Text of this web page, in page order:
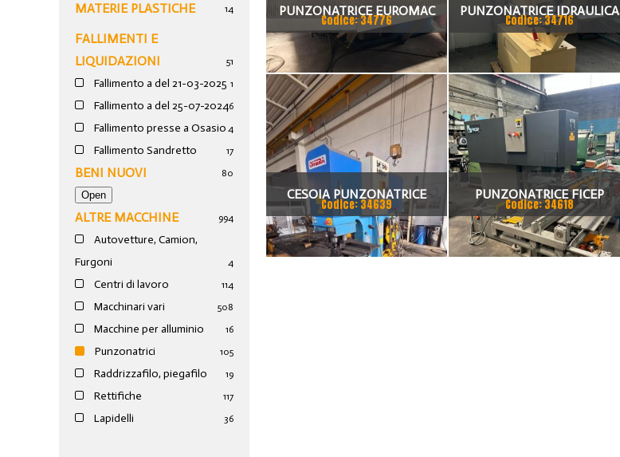
MATERIE PLASTICHE
14
FALLIMENTI E
LIQUIDAZIONI
51
Fallimento a del 21-03-2025 1
Fallimento a del 25-07-20246
Fallimento presse a Osasio 4
Fallimento Sandretto 17
BENI NUOVI 80
ALTRE MACCHINE 994
Autovetture, Camion,
Furgoni
4
Centri di lavoro 114
Macchinari vari 508
Macchine per alluminio 16
Punzonatrici 105
Raddrizzafilo, piegafilo 19
Rettifiche 117
Lapidelli 36
PUNZONATRICE EUROMAC
Codice: 34776
PUNZONATRICE IDRAULICA
OMS
Codice: 34716
CESOIA PUNZONATRICE
UNIVERSALE OMERA 80 TON
Codice: 34639
PUNZONATRICE FICEP
IDRAULICA
Codice: 34618